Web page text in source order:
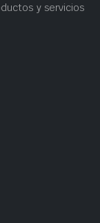
y servicios